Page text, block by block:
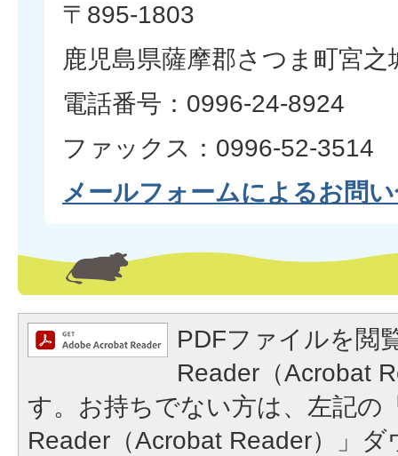
〒895-1803
鹿児島県薩摩郡さつま町宮
電話番号：0996-24-8924
ファックス：0996-52-3514
メールフォームによるお問
PDFファイルを閲
Reader（Acrobat
す。お持ちでない方は、左記の
Reader（Acrobat Reader）」